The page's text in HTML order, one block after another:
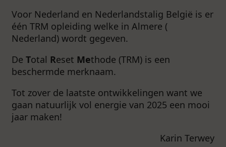
Voor Nederland en Nederlandstalig België is er
één TRM opleiding welke in Almere (
Nederland) wordt gegeven.
De Total Reset Methode (TRM) is een
beschermde merknaam.
Tot zover de laatste ontwikkelingen want we
gaan natuurlijk vol energie van 2025 een mooi
jaar maken!
Karin Terwey